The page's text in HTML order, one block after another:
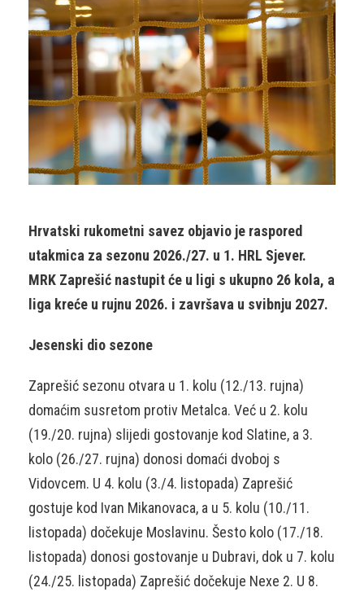
Hrvatski rukometni savez objavio je raspored
utakmica za sezonu 2026./27. u 1. HRL Sjever.
MRK Zaprešić nastupit će u ligi s ukupno 26 kola, a
liga kreće u rujnu 2026. i završava u svibnju 2027.
Jesenski dio sezone
Zaprešić sezonu otvara u 1. kolu (12./13. rujna)
domaćim susretom protiv Metalca. Već u 2. kolu
(19./20. rujna) slijedi gostovanje kod Slatine, a 3.
kolo (26./27. rujna) donosi domaći dvoboj s
Vidovcem. U 4. kolu (3./4. listopada) Zaprešić
gostuje kod Ivan Mikanovaca, a u 5. kolu (10./11.
listopada) dočekuje Moslavinu. Šesto kolo (17./18.
listopada) donosi gostovanje u Dubravi, dok u 7. kolu
(24./25. listopada) Zaprešić dočekuje Nexe 2. U 8.